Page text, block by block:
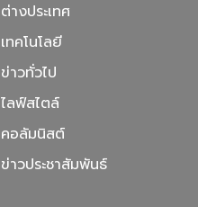
ต่างประเทศ
เทคโนโลยี
ข่าวทั่วไป
ไลฟ์สไตล์
คอลัมนิสต์
ข่าวประชาสัมพันธ์